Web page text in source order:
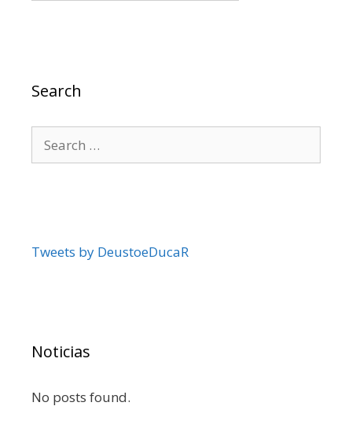
Search
for:
Tweets by DeustoeDucaR
Noticias
No posts found.